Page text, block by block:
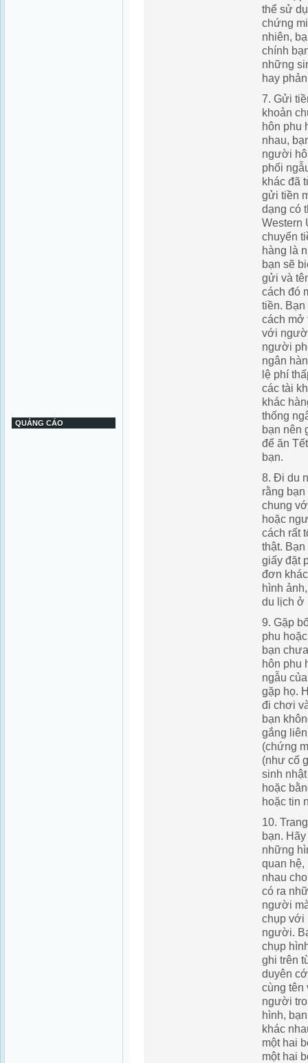
QUẢNG CÁO
thể sử
chứng
nhiên,
chính
những
hay
7. Gửi
khoản
hôn phu
nhau,
người
phối
khác đã
gửi tiền
dạng có
Western
chuyển
hàng là
bạn sẽ
gửi và
cách đó
tiền. Bạn
cách mở
với
người
ngân
lệ phí
các tài
khác
thống
bạn nên
để ăn
bạn.
8. Đi du
rằng
chung
hoặc
cách rất
thật.
giấy đặt
đơn
hình
du lịch ở
9. Gặp
phu
bạn
hôn phu
ngẫu
gặp họ.
đi chơi
bạn
gắng
(chứng
(như cố
sinh
hoặc
hoặc tin
10.
bạn.
những
quan
nhau
có ra
người
chụp với
người.
chụp
ghi trên
duyên
cùng tên
người
hình,
khác
một hai
một hai